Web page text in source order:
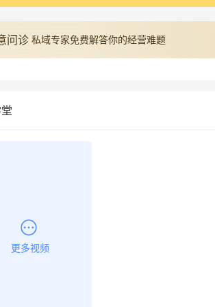
问诊 私域专家免费解答你的经营难题
更多视频